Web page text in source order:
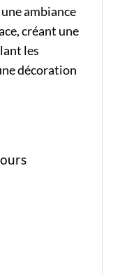
ambiance
créant une
les
décoration